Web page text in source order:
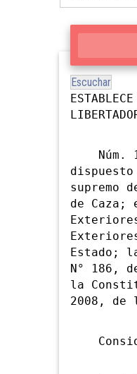
Escuchar
Núm.
supremo
de Caza;
Estado;
N° 186,
la
2008, de